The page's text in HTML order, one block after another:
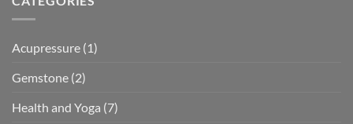
Acupressure (1)
Gemstone (2)
Health and Yoga (7)